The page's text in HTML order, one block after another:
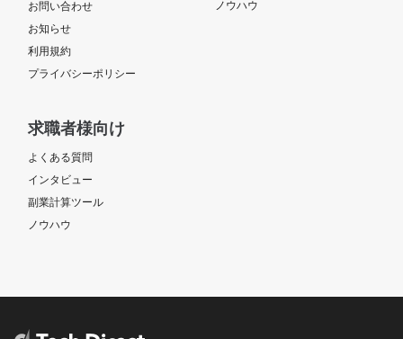
お問い合わせ
お知らせ
利用規約
プライバシーポリシー
ノウハウ
求職者様向け
よくある質問
インタビュー
副業計算ツール
ノウハウ